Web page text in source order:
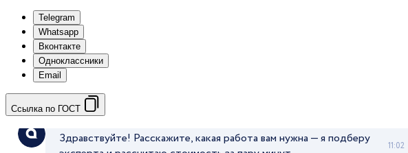
Telegram
Whatsapp
Вконтакте
Одноклассники
Email
Ссылка по ГОСТ